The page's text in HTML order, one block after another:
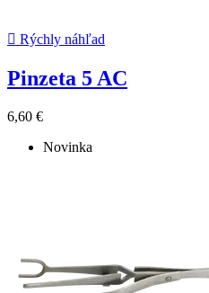
 Rýchly náhľad
Pinzeta 5 AC
6,60 €
Novinka